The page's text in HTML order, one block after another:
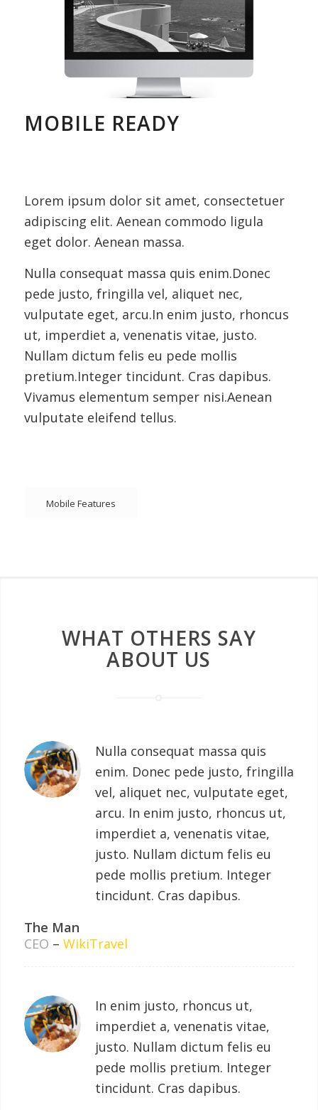
MOBILE READY
Lorem ipsum dolor sit amet, consectetuer
adipiscing elit. Aenean commodo ligula
eget dolor. Aenean massa.
Nulla consequat massa quis enim.Donec
pede justo, fringilla vel, aliquet nec,
vulputate eget, arcu.In enim justo, rhoncus
ut, imperdiet a, venenatis vitae, justo.
Nullam dictum felis eu pede mollis
pretium.Integer tincidunt. Cras dapibus.
Vivamus elementum semper nisi.Aenean
vulputate eleifend tellus.
Mobile Features
WHAT OTHERS SAY
ABOUT US
Nulla consequat massa quis
enim. Donec pede justo, fringilla
vel, aliquet nec, vulputate eget,
arcu. In enim justo, rhoncus ut,
imperdiet a, venenatis vitae,
justo. Nullam dictum felis eu
pede mollis pretium. Integer
tincidunt. Cras dapibus.
The Man
CEO – WikiTravel
In enim justo, rhoncus ut,
imperdiet a, venenatis vitae,
justo. Nullam dictum felis eu
pede mollis pretium. Integer
tincidunt. Cras dapibus.